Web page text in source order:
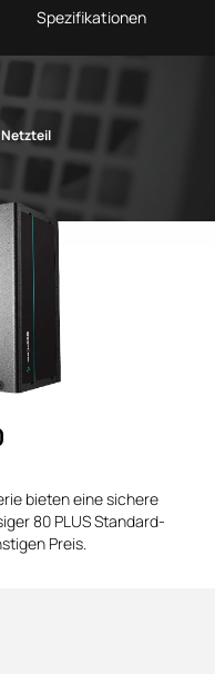
Spezifikationen
bieten eine sichere
80 PLUS Standard-
Preis.